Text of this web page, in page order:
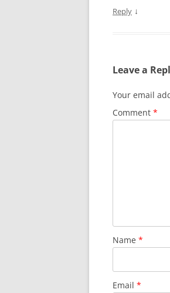
Reply ↓
Leave a
Your email
Comment *
Name *
Email *